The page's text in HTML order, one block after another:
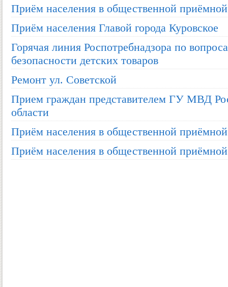
Приём населения в общественной приёмной
Приём населения Главой города Куровское
Горячая линия Роспотребнадзора по
безопасности детских товаров
Ремонт ул. Советской
Прием граждан представителем ГУ МВД
области
Приём населения в общественной приёмной
Приём населения в общественной приёмной